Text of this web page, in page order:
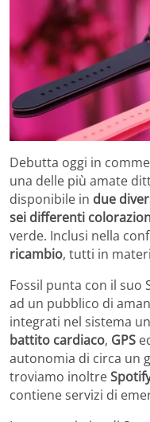
Debutta oggi in
una delle più amate
disponibile in due
sei differenti
verde. Inclusi nella
ricambio, tutti in
Fossil punta con il
ad un pubblico di
integrati nel sistema
battito cardiaco, GPS
autonomia di circa un
troviamo inoltre
contiene servizi di